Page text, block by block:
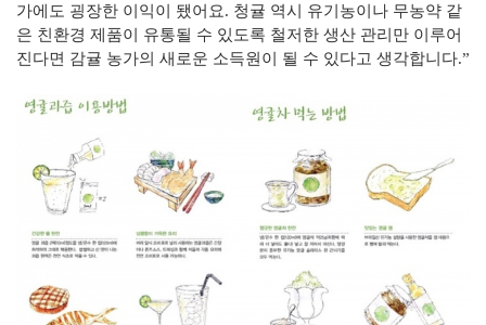
가에도 굉장한 이익이 됐어요. 청귤 역시 유기농이나 무농약 같
은 친환경 제품이 유통될 수 있도록 철저한 생산 관리만 이루어
진다면 감귤 농가의 새로운 소득원이 될 수 있다고 생각합니다.”